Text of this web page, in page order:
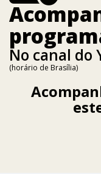
No canal do
(horário de Brasília)